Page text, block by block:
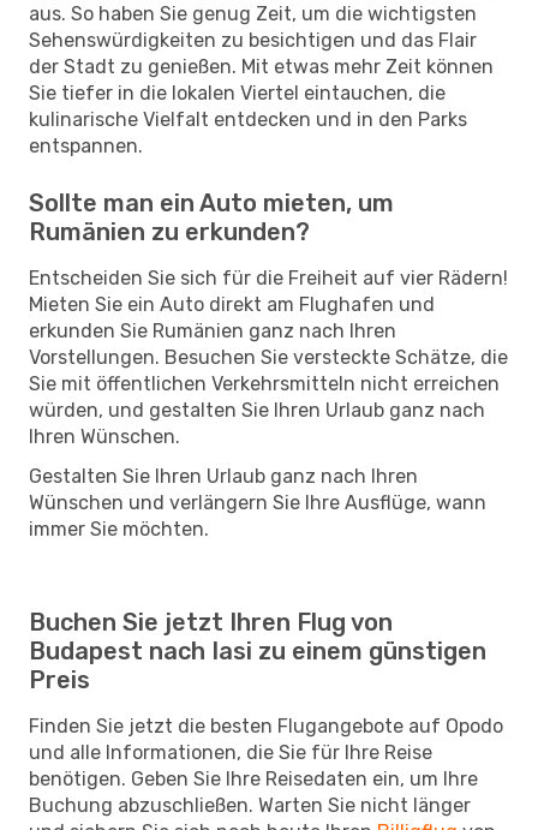
aus. So haben Sie genug Zeit, um die wichtigsten
Sehenswürdigkeiten zu besichtigen und das Flair
der Stadt zu genießen. Mit etwas mehr Zeit können
Sie tiefer in die lokalen Viertel eintauchen, die
kulinarische Vielfalt entdecken und in den Parks
entspannen.
Sollte man ein Auto mieten, um
Rumänien zu erkunden?
Entscheiden Sie sich für die Freiheit auf vier Rädern!
Mieten Sie ein Auto direkt am Flughafen und
erkunden Sie Rumänien ganz nach Ihren
Vorstellungen. Besuchen Sie versteckte Schätze, die
Sie mit öffentlichen Verkehrsmitteln nicht erreichen
würden, und gestalten Sie Ihren Urlaub ganz nach
Ihren Wünschen.
Gestalten Sie Ihren Urlaub ganz nach Ihren
Wünschen und verlängern Sie Ihre Ausflüge, wann
immer Sie möchten.
Buchen Sie jetzt Ihren Flug von
Budapest nach Iasi zu einem günstigen
Preis
Finden Sie jetzt die besten Flugangebote auf Opodo
und alle Informationen, die Sie für Ihre Reise
benötigen. Geben Sie Ihre Reisedaten ein, um Ihre
Buchung abzuschließen. Warten Sie nicht länger